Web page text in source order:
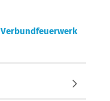
Verbundfeuerwerk